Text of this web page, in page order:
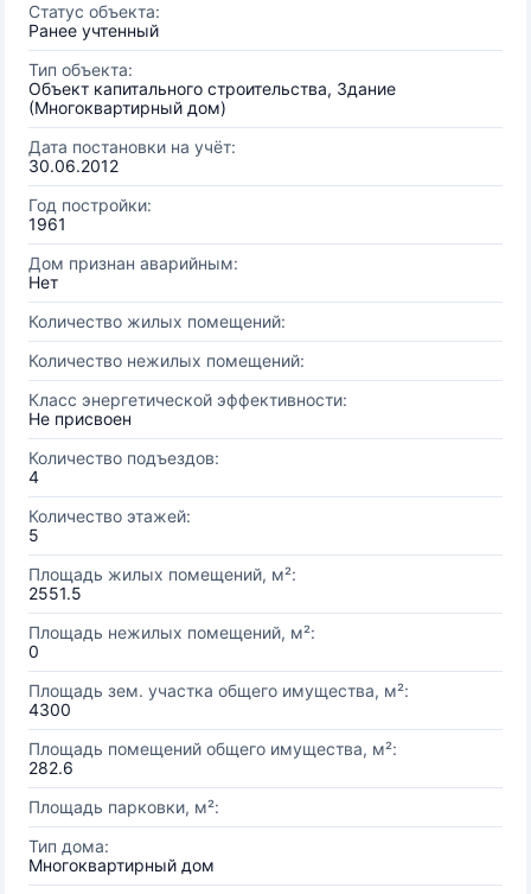
Статус объекта:
Ранее учтенный
Тип объекта:
Объект капитального строительства, Здание
(Многоквартирный дом)
Дата постановки на учёт:
30.06.2012
Год постройки:
1961
Дом признан аварийным:
Нет
Количество жилых помещений:
Количество нежилых помещений:
Класс энергетической эффективности:
Не присвоен
Количество подъездов:
4
Количество этажей:
5
Площадь жилых помещений, м²:
2551.5
Площадь нежилых помещений, м²:
0
Площадь зем. участка общего имущества, м²:
4300
Площадь помещений общего имущества, м²:
282.6
Площадь парковки, м²:
Тип дома:
Многоквартирный дом